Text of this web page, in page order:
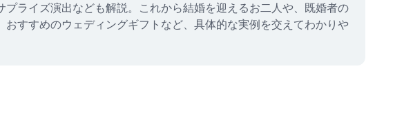
ライズ演出なども解説。これから結婚を迎えるお二人や、既婚者の
すすめのウェディングギフトなど、具体的な実例を交えてわかりや